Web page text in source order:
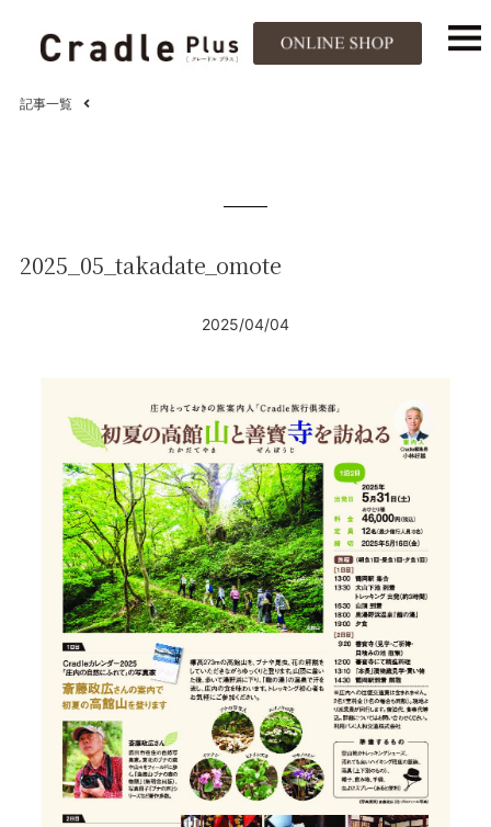
記事一覧
2025_05_takadate_omote
2025/04/04